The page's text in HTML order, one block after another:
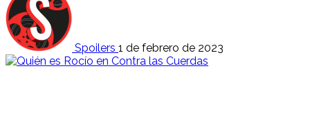
Spoilers 1 de febrero de 2023